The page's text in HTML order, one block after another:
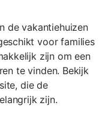
de vakantiehuizen
voor families
zijn om een
te vinden. Bekijk
die de
zijn.